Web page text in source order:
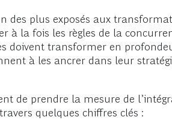
des plus exposés aux
à la fois les règles de la
doivent transformer en
à les ancrer dans leur
de prendre la mesure de
quelques chiffres clés :